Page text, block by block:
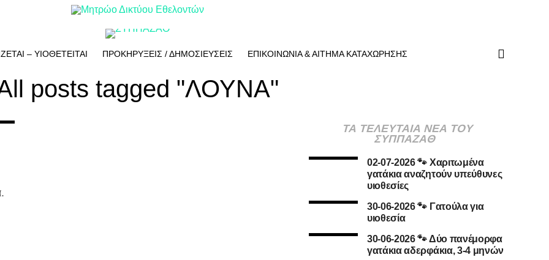
– ΥΙΟΘΕΤΕΙΤΑΙ ΠΡΟΚΗΡΥΞΕΙΣ / ΔΗΜΟΣΙΕΥΣΕΙΣ ΕΠΙΚΟΙΝΩΝΙΑ & ΑΙΤΗΜΑ ΚΑΤΑΧΩΡΗΣΗΣ
posts tagged "ΛΟΥΝΑ"
ΤΑ ΤΕΛΕΥΤΑΙΑ ΝΕΑ ΤΟΥ
ΣΥΠΠΑΖΑΘ
02-07-2026 🐾 Χαριτωμένα
γατάκια αναζητούν υπεύθυνες
υιοθεσίες
30-06-2026 🐾 Γατούλα για
υιοθεσία
30-06-2026 🐾 Δύο πανέμορφα
γατάκια αδερφάκια, 3-4 μηνών